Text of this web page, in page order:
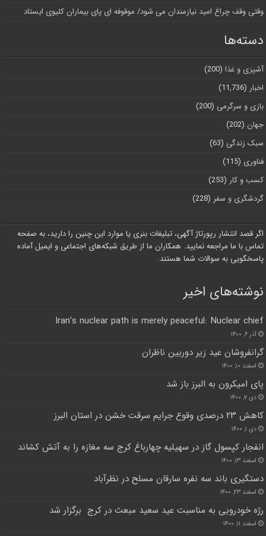
وقتی وقف چراغ امید نیازمندان می شود/ موقوفه ای پای بیماران کلیوی ایستاد
دسته‌ها
آشپزی و غذا (200)
اخبار (11,736)
بازی و سرگرمی (200)
جهان (202)
سبک زندگی (63)
فناوری (115)
کسب و کار (253)
گردشگری و سفر (228)
اگر قصد انتشار رپورتاژ آگهی، تبلیغات بنری یا موارد این چنین را دارید، به صفحه
تماس با ما مراجعه نمایید. همکاران ما از طریق شبکه‌های اجتماعی و ایمیل آماده
پاسخگویی به سوالات شما هستند.
نوشته‌های اخیر
Iran’s nuclear path is merely peaceful: Nuclear chief
آذر ۶, ۱۴۰۰
گرانفروشان عید زیر دوربین ناظران
اسفند ۱۰, ۱۴۰۰
پای امیکرون به البرز باز شد
دی ۷, ۱۴۰۰
کاهش ۲۳ درصدی وقوع جرایم سرقت خشن در استان البرز
دی ۱, ۱۴۰۰
انفجار کپسول گاز در سهیلیه چهارباغ کرج سه مغازه را به آتش کشاند
اسفند ۱۳, ۱۴۰۰
دستگیری باند سه نفره سارقان مسلح در نظرآباد
اسفند ۲۳, ۱۴۰۰
رژه خودرویی به مناسبت عید سعید مبعث در کرج برگزار شد
اسفند ۱۱, ۱۴۰۰